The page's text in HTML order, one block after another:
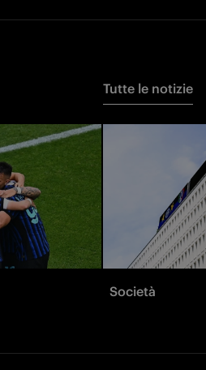
Tutte le notizie
Società